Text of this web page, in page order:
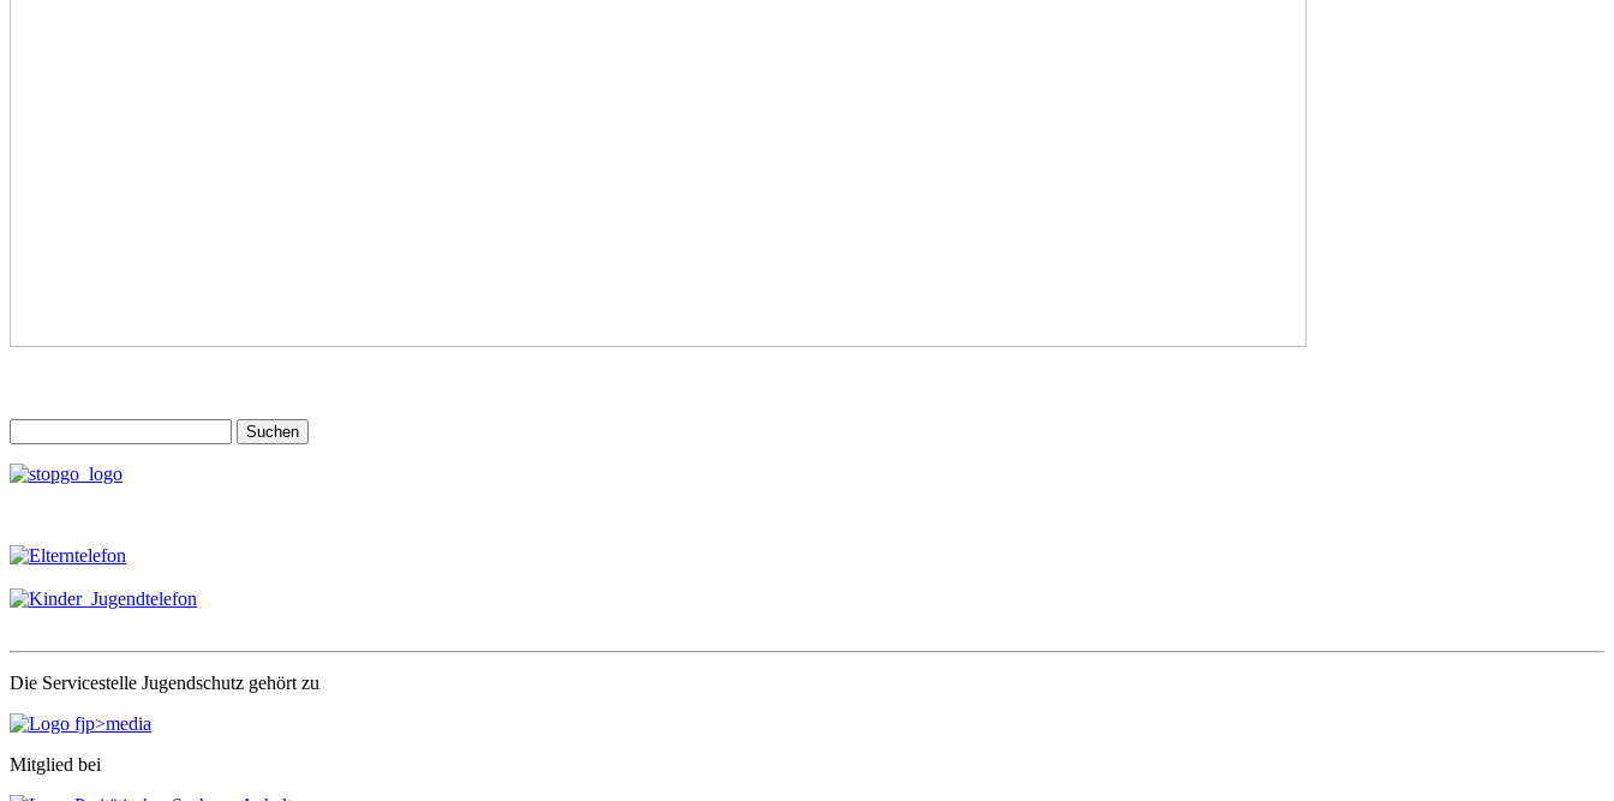
nach:
Die Servicestelle Jugendschutz gehört zu
Mitglied bei